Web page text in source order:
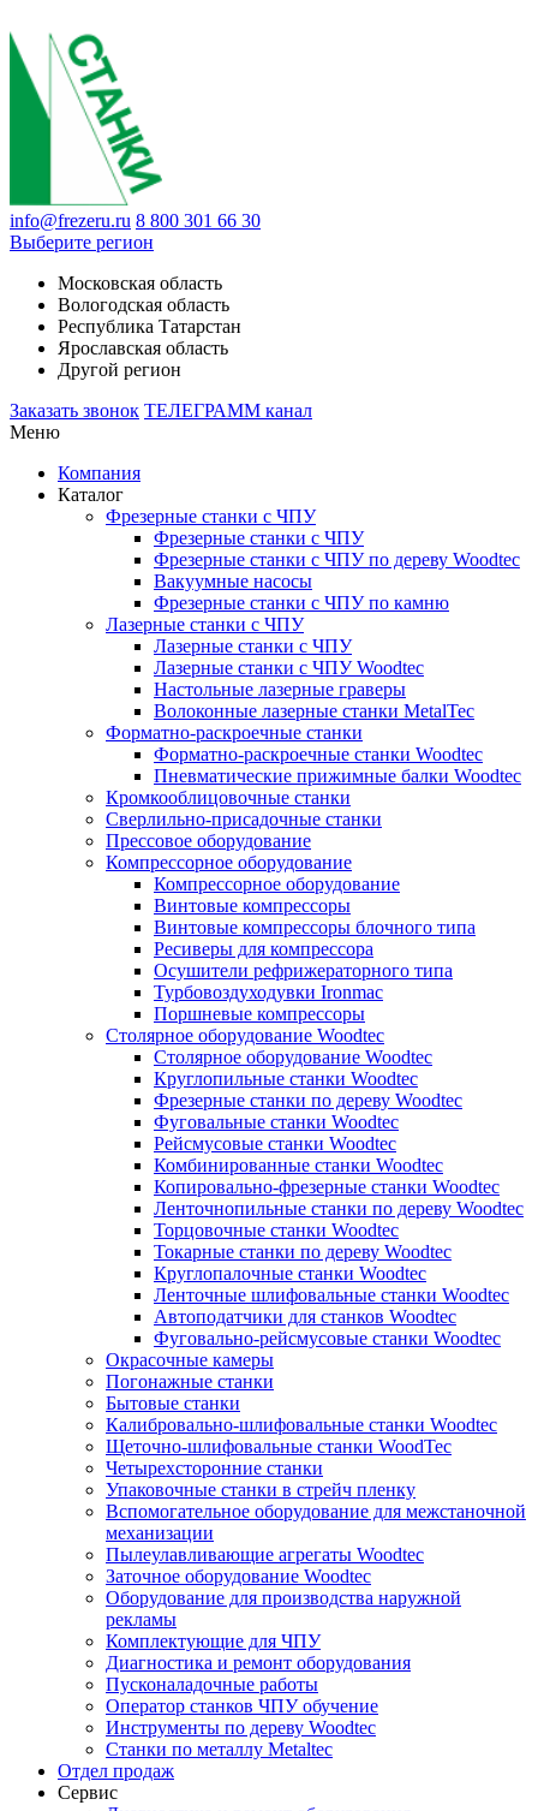
info@frezeru.ru 8 800 301 66 30
Выберите регион
Московская область
Вологодская область
Республика Татарстан
Ярославская область
Другой регион
Заказать звонок ТЕЛЕГРАММ канал
Меню
Компания
Каталог
Фрезерные станки с ЧПУ
Фрезерные станки с ЧПУ
Фрезерные станки с ЧПУ по дереву Woodtec
Вакуумные насосы
Фрезерные станки с ЧПУ по камню
Лазерные станки с ЧПУ
Лазерные станки с ЧПУ
Лазерные станки с ЧПУ Woodtec
Настольные лазерные граверы
Волоконные лазерные станки MetalTec
Форматно-раскроечные станки
Форматно-раскроечные станки Woodtec
Пневматические прижимные балки Woodtec
Кромкооблицовочные станки
Сверлильно-присадочные станки
Прессовое оборудование
Компрессорное оборудование
Компрессорное оборудование
Винтовые компрессоры
Винтовые компрессоры блочного типа
Ресиверы для компрессора
Осушители рефрижераторного типа
Турбовоздуходувки Ironmac
Поршневые компрессоры
Столярное оборудование Woodtec
Столярное оборудование Woodtec
Круглопильные станки Woodtec
Фрезерные станки по дереву Woodtec
Фуговальные станки Woodtec
Рейсмусовые станки Woodtec
Комбинированные станки Woodtec
Копировально-фрезерные станки Woodtec
Ленточнопильные станки по дереву Woodtec
Торцовочные станки Woodtec
Токарные станки по дереву Woodtec
Круглопалочные станки Woodtec
Ленточные шлифовальные станки Woodtec
Автоподатчики для станков Woodtec
Фуговально-рейсмусовые станки Woodtec
Окрасочные камеры
Погонажные станки
Бытовые станки
Калибровально-шлифовальные станки Woodtec
Щеточно-шлифовальные станки WoodTec
Четырехсторонние станки
Упаковочные станки в стрейч пленку
Вспомогательное оборудование для межстаночной
механизации
Пылеулавливающие агрегаты Woodtec
Заточное оборудование Woodtec
Оборудование для производства наружной
рекламы
Комплектующие для ЧПУ
Диагностика и ремонт оборудования
Пусконаладочные работы
Оператор станков ЧПУ обучение
Инструменты по дереву Woodtec
Станки по металлу Metaltec
Отдел продаж
Сервис